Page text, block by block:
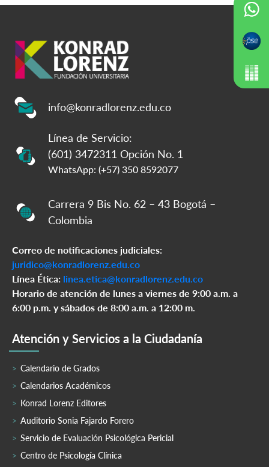
info@konradlorenz.edu.co
Línea de Servicio:
(601) 3472311 Opción No. 1
WhatsApp: (+57) 350 8592077
Carrera 9 Bis No. 62 – 43 Bogotá –
Colombia
Correo de notificaciones judiciales:
juridico@konradlorenz.edu.co
Línea Ética: linea.etica@konradlorenz.edu.co
Horario de atención de lunes a viernes de 9:00 a.m. a
6:00 p.m. y sábados de 8:00 a.m. a 12:00 m.
Atención y Servicios a la Ciudadanía
Calendario de Grados
Calendarios Académicos
Konrad Lorenz Editores
Auditorio Sonia Fajardo Forero
Servicio de Evaluación Psicológica Pericial
Centro de Psicología Clínica